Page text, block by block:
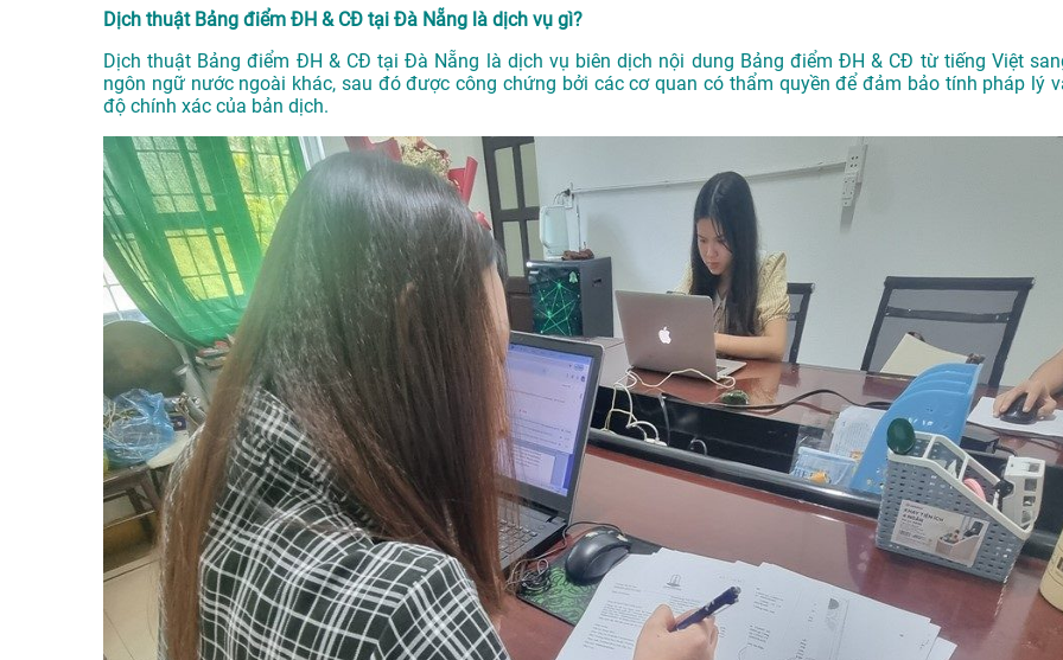
Dịch thuật Bảng điểm ĐH & CĐ tại Đà Nẵng là dịch vụ gì?
Dịch thuật Bảng điểm ĐH & CĐ tại Đà Nẵng là dịch vụ biên dịch nội dung Bảng điểm ĐH & CĐ từ tiếng Việt
ngôn ngữ nước ngoài khác, sau đó được công chứng bởi các cơ quan có thẩm quyền để đảm bảo tính pháp lý
độ chính xác của bản dịch.